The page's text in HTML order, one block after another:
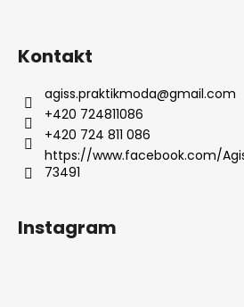
Kontakt
agiss.praktikmoda@gmail.com
+420 724811086
+420 724 811 086
https://www.facebook.com/
73491
Instagram